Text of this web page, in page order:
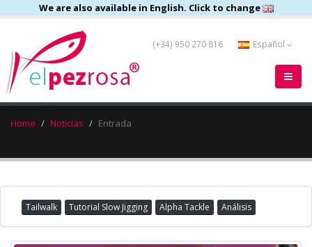
We are also available in English. Click to change
(+34) 950 270 816 Español
Home Noticias Entrada
Tailwalk Tutorial Slow Jigging Alpha Tackle Análisis